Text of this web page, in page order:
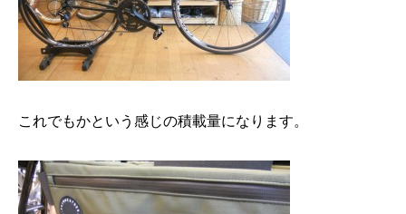
これでもかという感じの積載量になります。